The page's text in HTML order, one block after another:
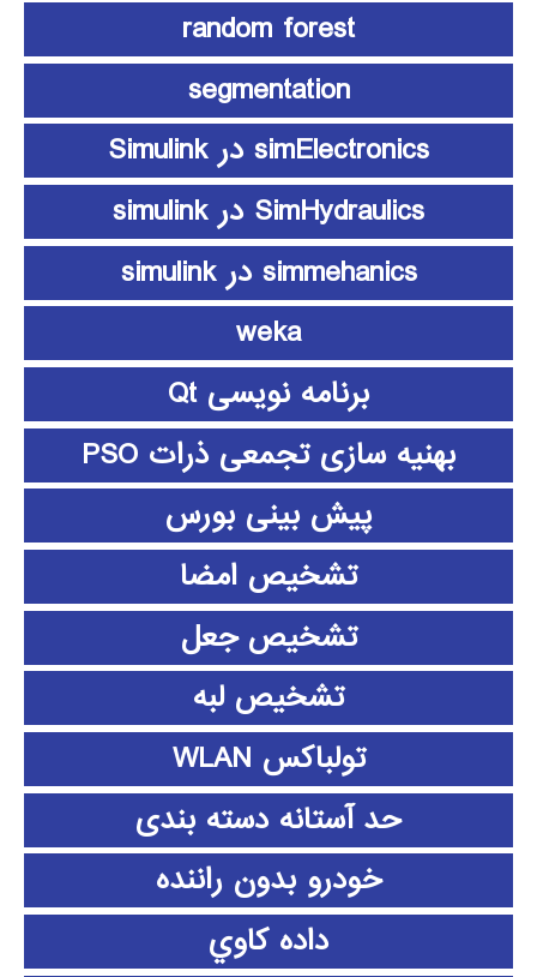
random forest
segmentation
simElectronics در Simulink
SimHydraulics در simulink
simmehanics در simulink
weka
برنامه نویسی Qt
بهنیه سازی تجمعی ذرات PSO
پیش بینی بورس
تشخیص امضا
تشخیص جعل
تشخیص لبه
تولباکس WLAN
حد آستانه دسته بندی
خودرو بدون راننده
داده كاوي